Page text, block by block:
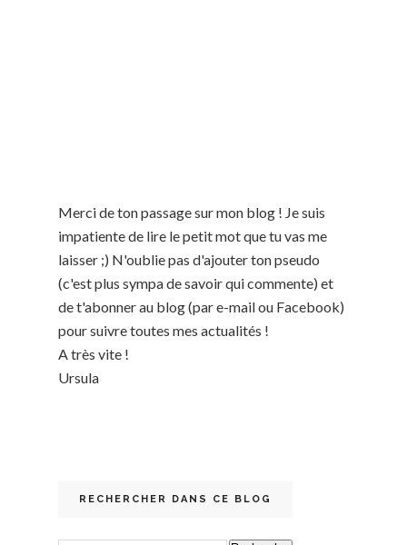
Merci de ton passage sur mon blog ! Je suis
impatiente de lire le petit mot que tu vas me
laisser ;) N'oublie pas d'ajouter ton pseudo
(c'est plus sympa de savoir qui commente) et
de t'abonner au blog (par e-mail ou Facebook)
pour suivre toutes mes actualités !
A très vite !
Ursula
RECHERCHER DANS CE BLOG